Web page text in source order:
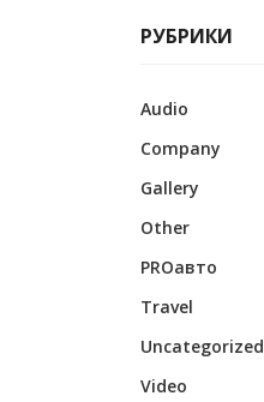
РУБРИКИ
Audio
Company
Gallery
Other
PROавто
Travel
Uncategorized
Video